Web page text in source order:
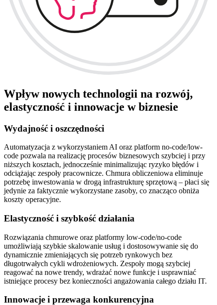
Wpływ nowych technologii na rozwój,
elastyczność i innowacje w biznesie
Wydajność i oszczędności
Automatyzacja z wykorzystaniem AI oraz platform no-code/low-
code pozwala na realizację procesów biznesowych szybciej i przy
niższych kosztach, jednocześnie minimalizując ryzyko błędów i
odciążając zespoły pracownicze. Chmura obliczeniowa eliminuje
potrzebę inwestowania w drogą infrastrukturę sprzętową – płaci się
jedynie za faktycznie wykorzystane zasoby, co znacząco obniża
koszty operacyjne.
Elastyczność i szybkość działania
Rozwiązania chmurowe oraz platformy low-code/no-code
umożliwiają szybkie skalowanie usług i dostosowywanie się do
dynamicznie zmieniających się potrzeb rynkowych bez
długotrwałych cykli wdrożeniowych. Zespoły mogą szybciej
reagować na nowe trendy, wdrażać nowe funkcje i usprawniać
istniejące procesy bez konieczności angażowania całego działu IT.
Innowacje i przewaga konkurencyjna